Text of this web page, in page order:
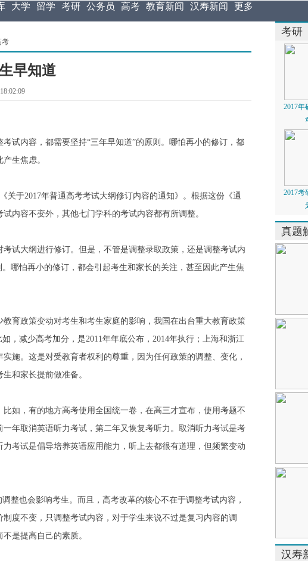
大学 留学 考研 公务员 高考 教育新闻 汉寿新闻 更多
考
早知道
内容，都需要坚持“三年早知道”的原则。哪怕再小的修订，都
生焦虑。
于2017年普通高考考试大纲修订内容的通知》。根据这份《通
内容不变外，其他七门学科的考试内容都有所调整。
大纲进行修订。但是，不管是调整录取政策，还是调整考试内
哪怕再小的修订，都会引起考生和家长的关注，甚至因此产生焦
政策变动对考生和考生家庭的影响，我国在出台重大教育政策
，减少高考加分，是2011年年底公布，2014年执行；上海和浙江
实施。这是对受教育者权利的尊重，因为任何政策的调整、变化，
和家长提前做准备。
，有的地方高考使用全国统一卷，在高三才宣布，使用考题不
一年取消英语听力考试，第二年又恢复考听力。取消听力考试是考
考试是倡导培养英语应用能力，听上去都很有道理，但频繁变动
也会影响考生。而且，高考改革的核心不在于调整考试内容，
度不变，只调整考试内容，对于学生来说不过是复习内容的调
是提高自己的素质。
考研
2017年
2017考
真题
汉寿